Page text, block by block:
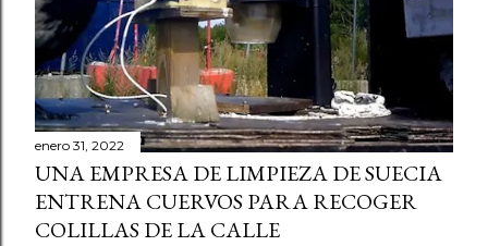
enero 31, 2022
UNA EMPRESA DE LIMPIEZA DE SUECIA
ENTRENA CUERVOS PARA RECOGER
COLILLAS DE LA CALLE